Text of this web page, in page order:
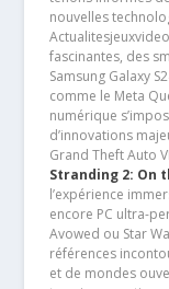
nouvelles
fascinantes, des
Samsung Galaxy
comme le Meta
numérique
d’innovations
Grand Theft Auto
Stranding 2: On
l’expérience
encore PC ultra-
Avowed ou Star
références
et de mondes